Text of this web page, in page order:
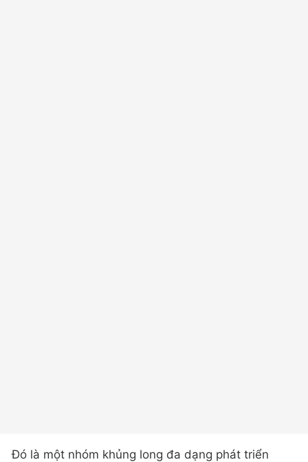
Đó là một nhóm khủng long đa dạng phát triển